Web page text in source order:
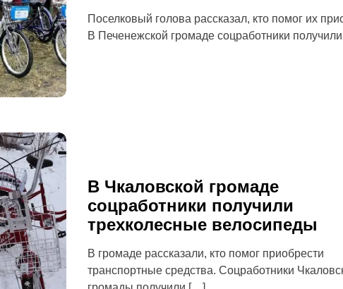
Поселковый голова рассказал, кто помог их
В Печенежской громаде соцработники
В Чкаловской громаде
соцработники получили
трехколесные велосипеды
В громаде рассказали, кто помог приобрести
транспортные средства. Соцработники